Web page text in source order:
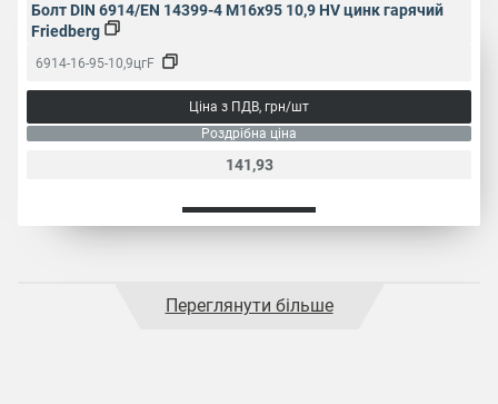
Болт DIN 6914/EN 14399-4 M16x95 10,9 HV цинк гарячий
Friedberg
6914-16-95-10,9цгF
Ціна з ПДВ, грн/шт
Роздрібна ціна
141,93
Переглянути більше